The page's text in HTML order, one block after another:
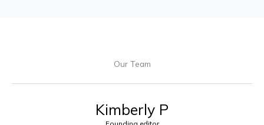
Our Team
Kimberly P